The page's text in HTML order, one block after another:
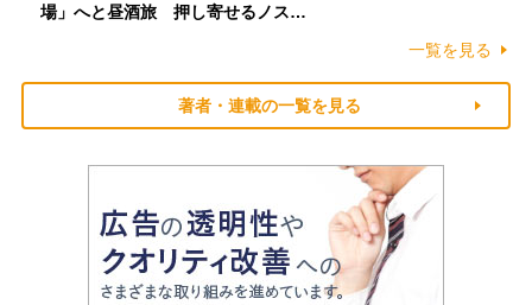
場」へと昼酒旅 押し寄せるノス…
一覧を見る
著者・連載の一覧を見る